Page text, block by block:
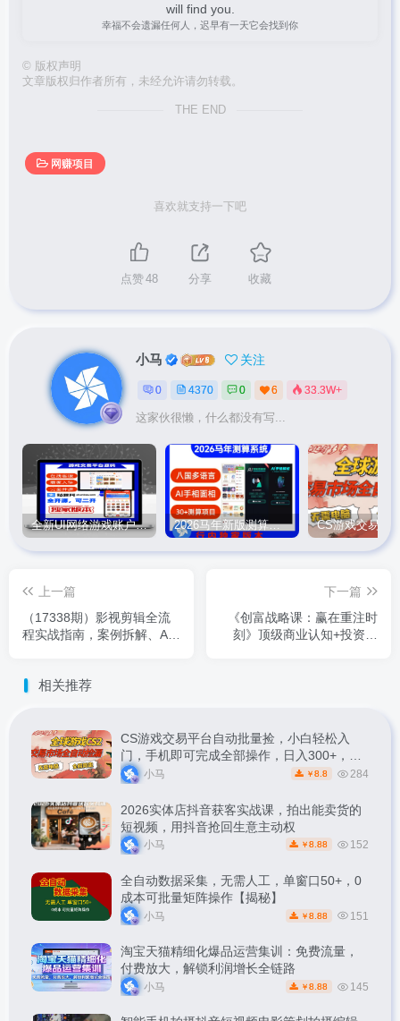
will find you.
幸福不会遗漏任何人，迟早有一天它会找到你
© 版权声明
文章版权归作者所有，未经允许请勿转载。
THE END
网赚项目
喜欢就支持一下吧
点赞48 分享 收藏
小马 关注
0 4370 0 6 33.3W+
这家伙很懒，什么都没有写...
全新UI网络游戏账户交易平台系统 全开源版本 2026马年新版测算系统源码
上一篇
（17338期）影视剪辑全流
程实战指南，案例拆解、AI
下一篇
《创富战略课：赢在重注时
刻》顶级商业认知+投资逻
相关推荐
CS游戏交易平台自动批量捡，小白轻松入
门，手机即可完成全部操作，日入300+，轻
松副业【揭秘】
小马 ￥ 8.8 284
2026实体店抖音获客实战课，拍出能卖货的
短视频，用抖音抢回生意主动权
小马 ￥ 8.88 152
全自动数据采集，无需人工，单窗口50+，0
成本可批量矩阵操作【揭秘】
小马 ￥ 8.88 151
淘宝天猫精细化爆品运营集训：免费流量，
付费放大，解锁利润增长全链路
小马 ￥ 8.88 145